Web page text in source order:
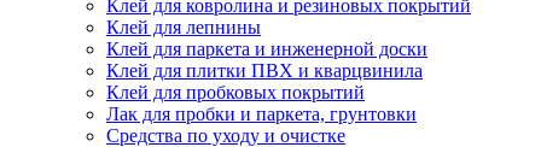
Клей для ковролина и резиновых покрытий
Клей для лепнины
Клей для паркета и инженерной доски
Клей для плитки ПВХ и кварцвинила
Клей для пробковых покрытий
Лак для пробки и паркета, грунтовки
Средства по уходу и очистке